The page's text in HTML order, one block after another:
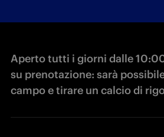
Aperto tutti i giorni dalle
su prenotazione: sarà
campo e tirare un calcio di